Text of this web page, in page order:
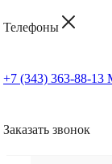
Телефоны
+7 (343) 363-88-13
Заказать звонок